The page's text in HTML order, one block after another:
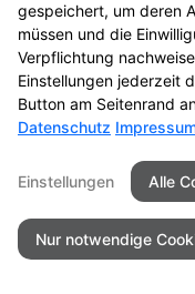
Einsatz von
Zum Schutz Ihrer
Internetformular
Buchstaben-
(https://www.b-
Unterscheidung, ob
Menschen oder
maschinelle
verwendet keine
gespeichert, um deren
müssen und die
Verpflichtung
Einstellungen jederzeit
Button am Seitenrand
Datenschutz
Einstellungen Alle
Nur notwendige